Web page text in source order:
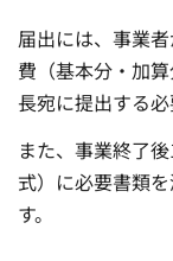
届出には、事業
費（基本分・加
長宛に提出する必
また、事業終了
式）に必要書類
す。